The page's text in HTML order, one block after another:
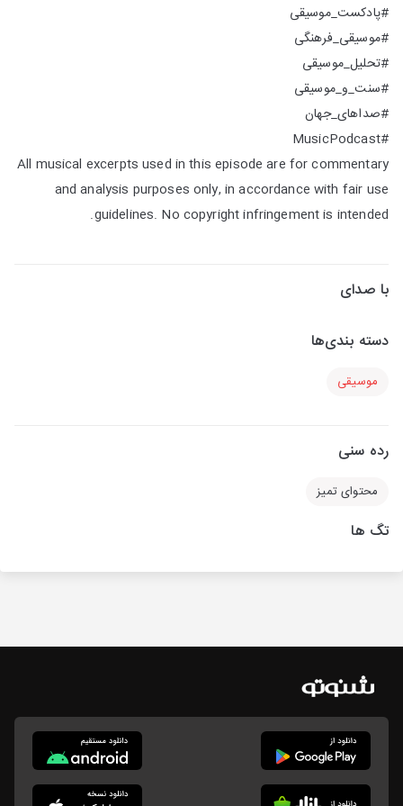
#پادکست_موسیقی
#موسیقی_فرهنگی
#تحلیل_موسیقی
#سنت_و_موسیقی
#صداهای_جهان
#MusicPodcast
All musical excerpts used in this episode are for commentary
and analysis purposes only, in accordance with fair use
guidelines. No copyright infringement is intended.
با صدای
دسته بندی‌ها
موسیقی
رده سنی
محتوای تمیز
تگ ها